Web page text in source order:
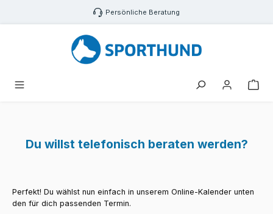
Zum Hauptinhalt springen Persönliche Beratung
Du willst telefonisch beraten werden?
Perfekt! Du wählst nun einfach in unserem Online-Kalender unten
den für dich passenden Termin.